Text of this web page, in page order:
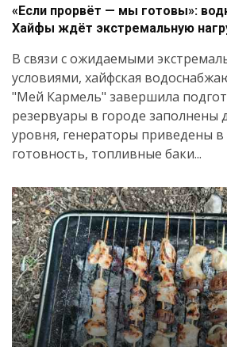
«Если прорвёт — мы готовы»:
Хайфы ждёт экстремальную
В связи с ожидаемыми
условиями, хайфская
"Мей Кармель" завершила
резервуары в городе заполнены
уровня, генераторы приведены
готовность, топливные баки...